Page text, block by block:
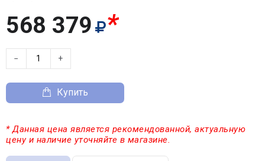
568 379 *
− +
Купить
* Данная цена является рекомендованной, актуальную
цену и наличие уточняйте в магазине.